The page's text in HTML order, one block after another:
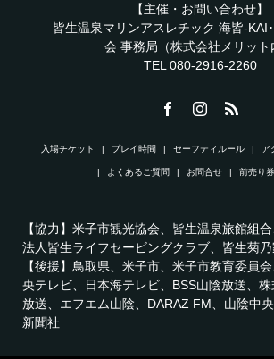
【主催・お問い合わせ】
皆生温泉マリンアスレチック 海皆-KAI
会 事務局（株式会社メリット
TEL 080-2916-2260
入場チケット プレイ時間 セーフティルール ア
よくあるご質問 お問合せ 前売り
【協力】米子市観光協会、皆生温泉旅館組
法人皆生ライフセービングクラブ、皆生菊乃
【後援】鳥取県、米子市、米子市教育委員
央テレビ、日本海テレビ、BSS山陰放送、
放送、エフエム山陰、DARAZ FM、山陰中
新聞社